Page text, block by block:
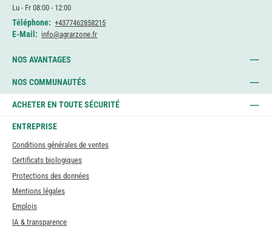
Lu - Fr 08:00 - 12:00
Téléphone: +4377462858215
E-Mail: info@agrarzone.fr
NOS AVANTAGES
NOS COMMUNAUTÉS
ACHETER EN TOUTE SÉCURITÉ
ENTREPRISE
Conditions générales de ventes
Certificats biologiques
Protections des données
Mentions légales
Emplois
IA & transparence